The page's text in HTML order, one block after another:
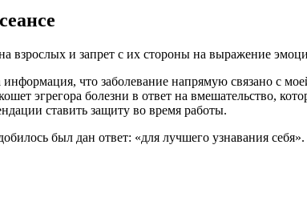
и запрет с их стороны на выражение
что заболевание напрямую связано с
эгрегора болезни в ответ на вмешательство,
ставить защиту во время работы.
был дан ответ: «для лучшего узнавания себя».